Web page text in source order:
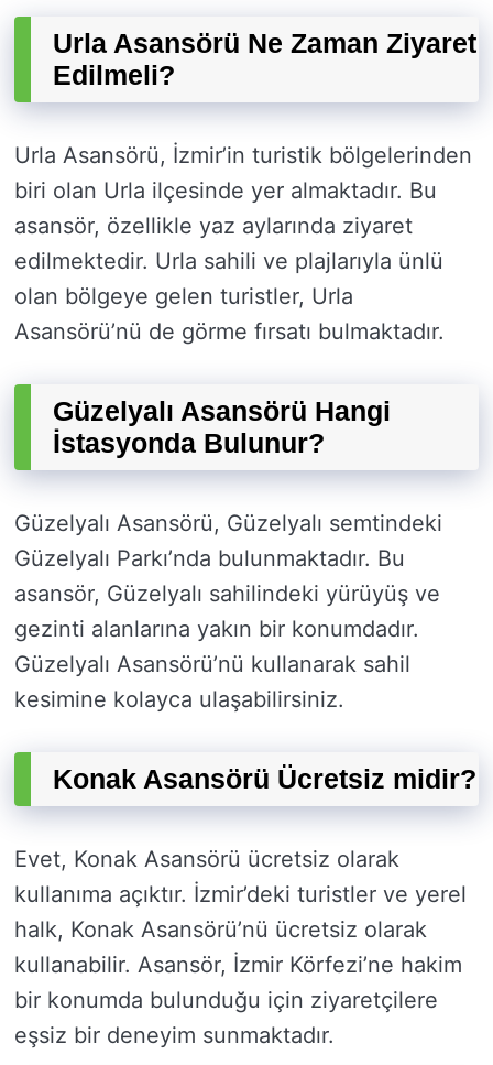
Urla Asansörü Ne Zaman Ziyaret
Edilmeli?
Urla Asansörü, İzmir’in turistik bölgelerinden
biri olan Urla ilçesinde yer almaktadır. Bu
asansör, özellikle yaz aylarında ziyaret
edilmektedir. Urla sahili ve plajlarıyla ünlü
olan bölgeye gelen turistler, Urla
Asansörü’nü de görme fırsatı bulmaktadır.
Güzelyalı Asansörü Hangi
İstasyonda Bulunur?
Güzelyalı Asansörü, Güzelyalı semtindeki
Güzelyalı Parkı’nda bulunmaktadır. Bu
asansör, Güzelyalı sahilindeki yürüyüş ve
gezinti alanlarına yakın bir konumdadır.
Güzelyalı Asansörü’nü kullanarak sahil
kesimine kolayca ulaşabilirsiniz.
Konak Asansörü Ücretsiz midir?
Evet, Konak Asansörü ücretsiz olarak
kullanıma açıktır. İzmir’deki turistler ve yerel
halk, Konak Asansörü’nü ücretsiz olarak
kullanabilir. Asansör, İzmir Körfezi’ne hakim
bir konumda bulunduğu için ziyaretçilere
eşsiz bir deneyim sunmaktadır.